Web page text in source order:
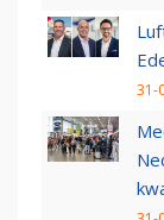
31-